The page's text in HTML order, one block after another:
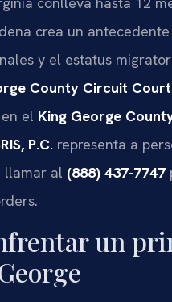
crea un
y el estatus
County Circuit Court
el King George
P.C. representa a
llamar al (888) 437-7747
un